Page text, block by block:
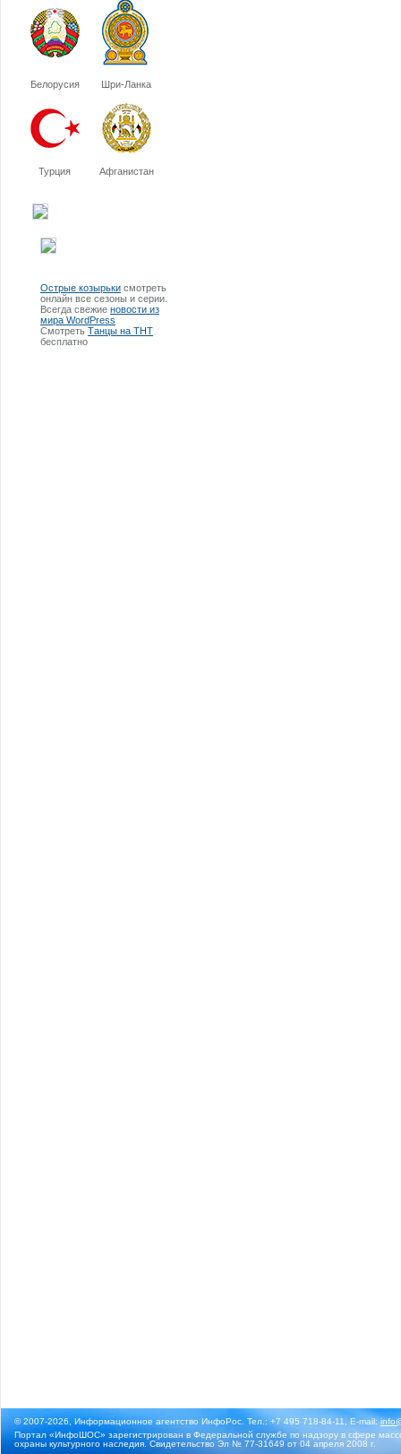
Белорусия Шри-Ланка
Турция Афганистан
Острые козырьки смотреть
онлайн все сезоны и серии.
Всегда свежие новости из
мира WordPress
Смотреть Танцы на ТНТ
бесплатно
© 2007-2026, Информационное агентство ИнфоРос. Тел.: +7 495 718-84-11, E-mail:
Портал «ИнфоШОС» зарегистрирован в Федеральной службе по надзору в сфере
охраны культурного наследия. Свидетельство Эл № 77-31649 от 04 апреля 2008 г.